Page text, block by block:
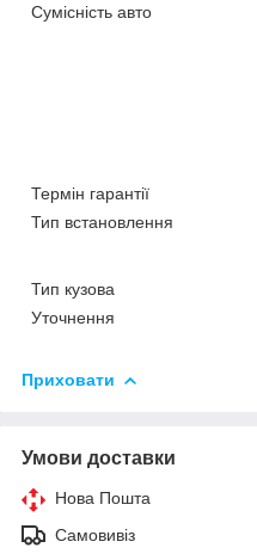
Сумісність авто
Термін гарантії
Тип встановлення
Тип кузова
Уточнення
Приховати
Умови доставки
Нова Пошта
Самовивіз